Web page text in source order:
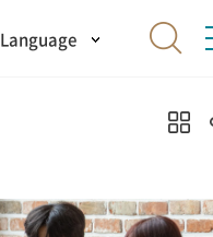
Language